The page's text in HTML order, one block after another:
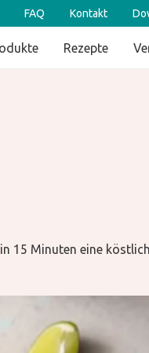
FAQ Kontakt
Rezepte
15 Minuten eine